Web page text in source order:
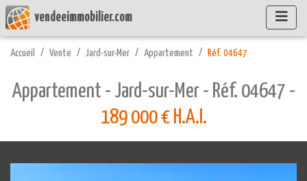
vendeeimmobilier.com
Accueil Vente Jard-sur-Mer Appartement Réf. 04647
Appartement - Jard-sur-Mer - Réf. 04647 -
189 000 € H.A.I.